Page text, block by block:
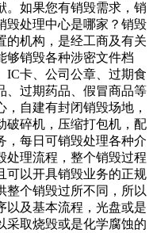
。如果您有销毁需求，销
毁处理中心是哪家？销毁
的机构，是经工商及有关
够销毁各种涉密文件档
IC卡、公司公章、过期食
、过期药品、假冒商品等
自建有封闭销毁场地，
破碎机，压缩打包机，配
，每日可销毁处理各种介
处理流程，整个销毁过程
可以开具销毁业务的正规
整个销毁过所不同，所以
以及基本流程，光盘或是
采取烧毁或是化学腐蚀的